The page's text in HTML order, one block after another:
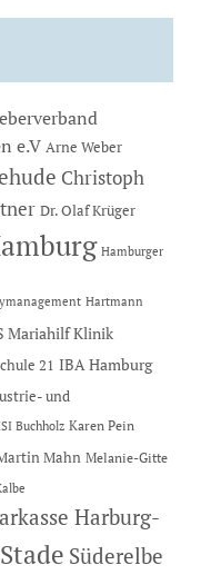
e.V Arne Weber
Christoph
Dr. Olaf Krüger
Hamburger
Hartmann
Mariahilf Klinik
21 IBA Hamburg
und
Buchholz Karen Pein
Mahn Melanie-Gitte
Harburg-
Stade Süderelbe